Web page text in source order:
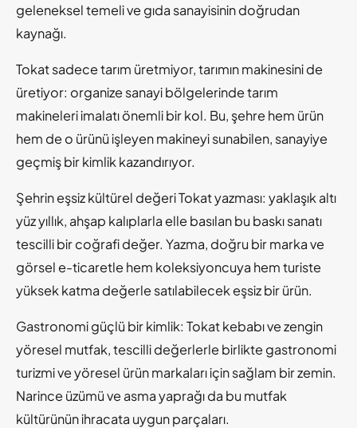
geleneksel temeli ve gıda sanayisinin doğrudan
kaynağı.
Tokat sadece tarım üretmiyor, tarımın makinesini de
üretiyor: organize sanayi bölgelerinde tarım
makineleri imalatı önemli bir kol. Bu, şehre hem ürün
hem de o ürünü işleyen makineyi sunabilen, sanayiye
geçmiş bir kimlik kazandırıyor.
Şehrin eşsiz kültürel değeri Tokat yazması: yaklaşık altı
yüz yıllık, ahşap kalıplarla elle basılan bu baskı sanatı
tescilli bir coğrafi değer. Yazma, doğru bir marka ve
görsel e-ticaretle hem koleksiyoncuya hem turiste
yüksek katma değerle satılabilecek eşsiz bir ürün.
Gastronomi güçlü bir kimlik: Tokat kebabı ve zengin
yöresel mutfak, tescilli değerlerle birlikte gastronomi
turizmi ve yöresel ürün markaları için sağlam bir zemin.
Narince üzümü ve asma yaprağı da bu mutfak
kültürünün ihracata uygun parçaları.